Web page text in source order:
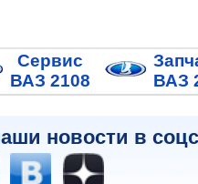
Сервис
ВАЗ 2108
ВАЗ
новости в